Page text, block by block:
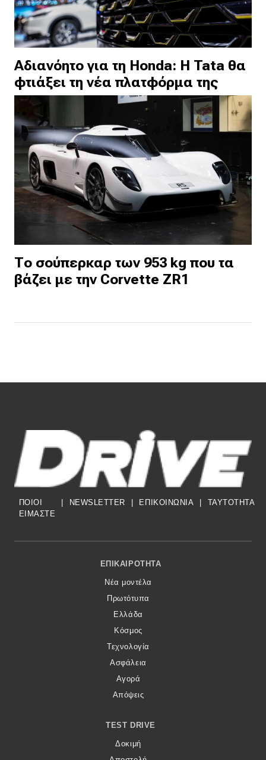
Αδιανόητο για τη Honda: Η Tata θα
φτιάξει τη νέα πλατφόρμα της
Το σούπερκαρ των 953 kg που τα
βάζει με την Corvette ZR1
ΠΟΙΟΙ
ΕΙΜΑΣΤΕ
NEWSLETTER ΕΠΙΚΟΙΝΩΝΙΑ TAYTOTHTA
Footer Menu
ΕΠΙΚΑΙΡΌΤΗΤΑ
Νέα μοντέλα
Πρωτότυπα
Ελλάδα
Κόσμος
Τεχνολογία
Ασφάλεια
Αγορά
Απόψεις
TEST DRIVE
Δοκιμή